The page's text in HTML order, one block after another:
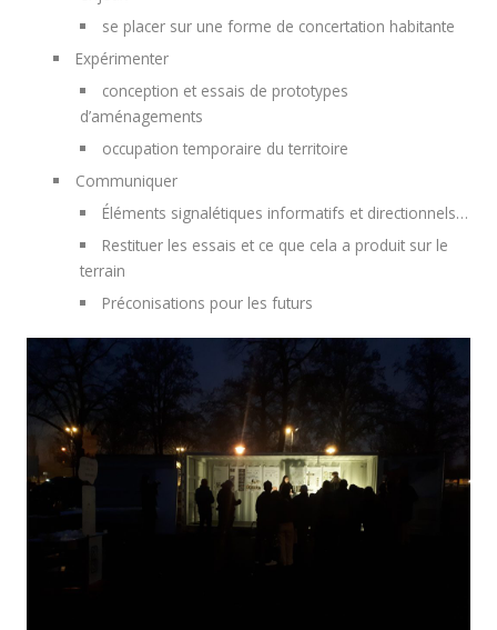
se placer sur une forme de concertation habitante
Expérimenter
conception et essais de prototypes
d’aménagements
occupation temporaire du territoire
Communiquer
Éléments signalétiques informatifs et directionnels…
Restituer les essais et ce que cela a produit sur le
terrain
Préconisations pour les futurs